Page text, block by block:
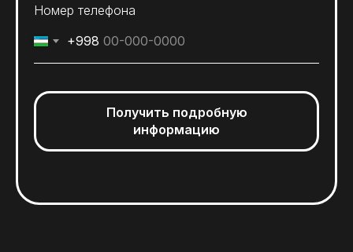
Номер телефона
+998
Получить подробную
информацию